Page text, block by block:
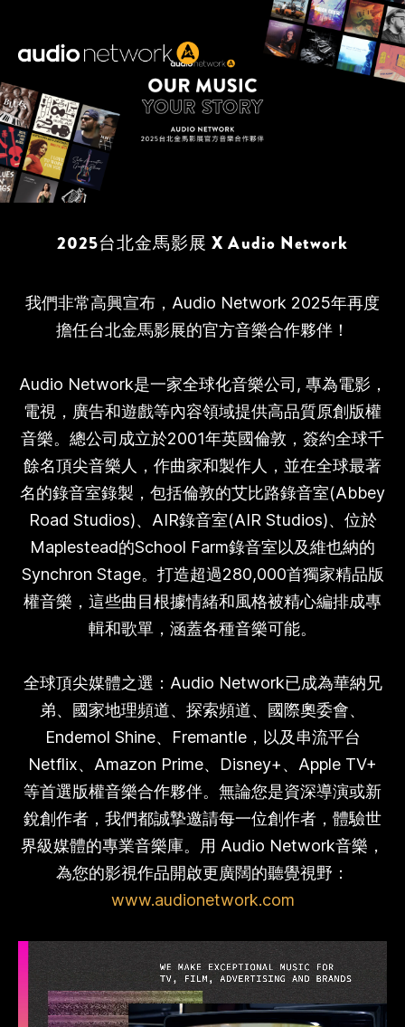
2025台北金馬影展 X Audio Network
我們非常高興宣布，Audio Network 2025年再度
擔任台北金馬影展的官方音樂合作夥伴！
Audio Network是一家全球化音樂公司, 專為電影，
電視，廣告和遊戲等內容領域提供高品質原創版權
音樂。總公司成立於2001年英國倫敦，簽約全球千
餘名頂尖音樂人，作曲家和製作人，並在全球最著
名的錄音室錄製，包括倫敦的艾比路錄音室(Abbey
Road Studios)、AIR錄音室(AIR Studios)、位於
Maplestead的School Farm錄音室以及維也納的
Synchron Stage。打造超過280,000首獨家精品版
權音樂，這些曲目根據情緒和風格被精心編排成專
輯和歌單，涵蓋各種音樂可能。
全球頂尖媒體之選：Audio Network已成為華納兄
弟、國家地理頻道、探索頻道、國際奧委會、
Endemol Shine、Fremantle，以及串流平台
Netflix、Amazon Prime、Disney+、Apple TV+
等首選版權音樂合作夥伴。無論您是資深導演或新
銳創作者，我們都誠摯邀請每一位創作者，體驗世
界級媒體的專業音樂庫。用 Audio Network音樂，
為您的影視作品開啟更廣闊的聽覺視野：
www.audionetwork.com